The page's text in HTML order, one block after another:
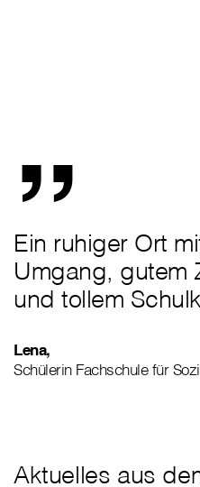
„
Ein ruhiger Ort
Umgang, gutem
und tollem
Lena,
Schülerin Fachschule für
Aktuelles aus